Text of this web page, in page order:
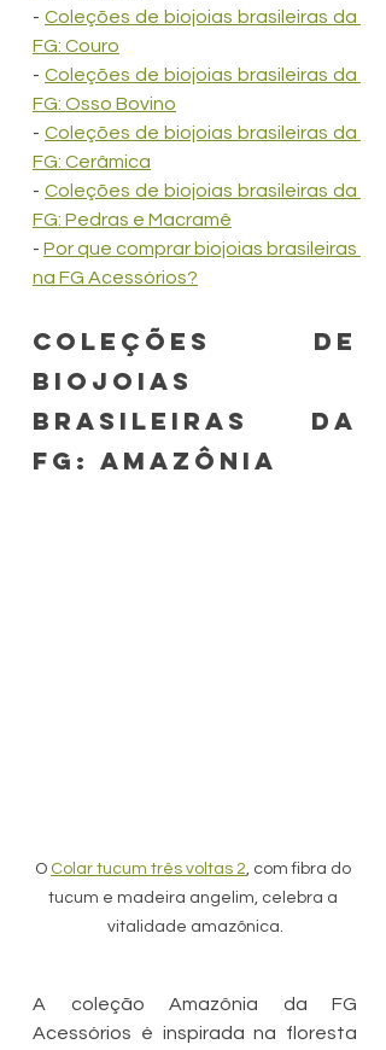
- Coleções de biojoias brasileiras da
FG: Couro
- Coleções de biojoias brasileiras da
FG: Osso Bovino
- Coleções de biojoias brasileiras da
FG: Cerâmica
- Coleções de biojoias brasileiras da
FG: Pedras e Macramê
- Por que comprar biojoias brasileiras
na FG Acessórios?
Coleções de
biojoias
brasileiras da
FG: Amazônia
O Colar tucum três voltas 2, com fibra do
tucum e madeira angelim, celebra a
vitalidade amazônica.
A coleção Amazônia da FG
Acessórios é inspirada na floresta